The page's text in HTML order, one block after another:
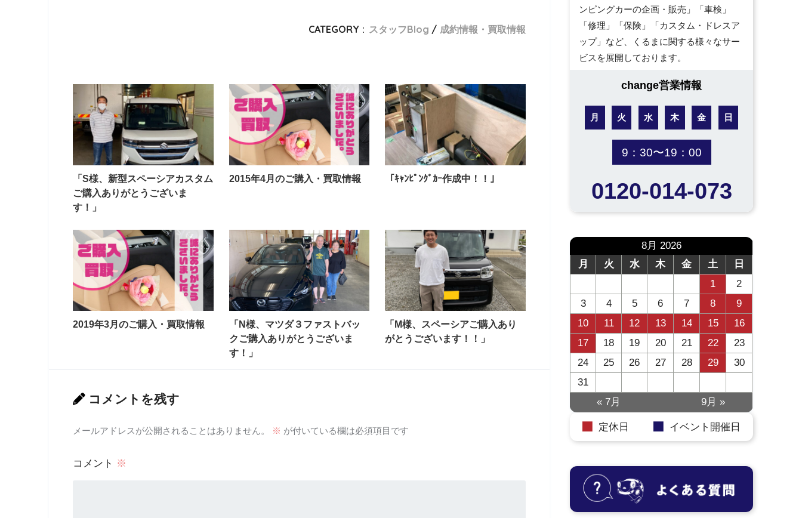
CATEGORY : スタッフBlog 成約情報・買取情報
「S様、新型スペーシアカスタム
ご購入ありがとうございま
す！」
2015年4月のご購入・買取情報 「ｷｬﾝﾋﾟﾝｸﾞｶｰ作成中！！｣
2019年3月のご購入・買取情報
「N様、マツダ３ファストバッ
クご購入ありがとうございま
す！」
「M様、スペーシアご購入あり
がとうございます！！」
コメントを残す
メールアドレスが公開されることはありません。 ※ が付いている欄は必須項目です
コメント ※
ンピングカーの企画・販売」「車検」
「修理」「保険」「カスタム・ドレスア
ップ」など、くるまに関する様々なサー
ビスを展開しております。
change営業情報
月 火 水 木 金 日
9：30〜19：00
0120-014-073
8月 2026
月
火 水 木 金 土
日
1
2
3
4 5 6 7 8
9
10
11 12 13 14 15
16
17
18 19 20 21 22
23
24
25 26 27 28 29
30
31
« 7月
9月 »
定休日 イベント開催日